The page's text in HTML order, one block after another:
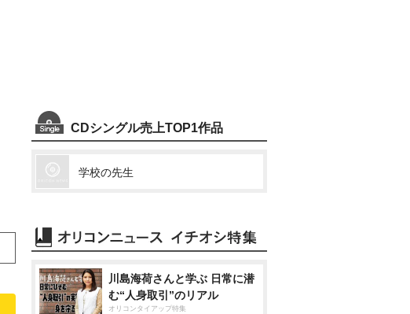
CDシングル売上TOP1作品
学校の先生
川島海荷さんと学ぶ 日常に潜
む“人身取引”のリアル
オリコンタイアップ特集